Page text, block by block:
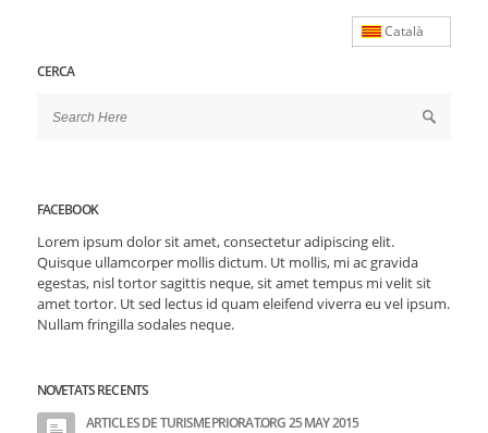
Català
CERCA
FACEBOOK
Lorem ipsum dolor sit amet, consectetur adipiscing elit.
Quisque ullamcorper mollis dictum. Ut mollis, mi ac gravida
egestas, nisl tortor sagittis neque, sit amet tempus mi velit sit
amet tortor. Ut sed lectus id quam eleifend viverra eu vel ipsum.
Nullam fringilla sodales neque.
NOVETATS RECENTS
ARTICLES DE TURISMEPRIORAT.ORG 25 MAY 2015